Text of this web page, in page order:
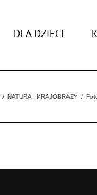
DLA DZIECI
NATURA I KRAJOBRAZY